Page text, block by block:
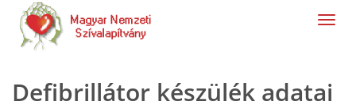
Defibrillátor készülék adatai